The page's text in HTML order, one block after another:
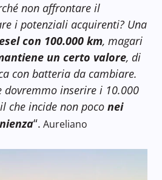
non affrontare il
i potenziali acquirenti? Una
con 100.000 km, magari
un certo valore, di
con batteria da cambiare.
dovremmo inserire i 10.000
che incide non poco nei
“. Aureliano